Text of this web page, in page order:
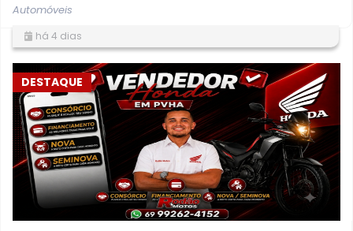
Automóveis
há 4 dias
DESTAQUE